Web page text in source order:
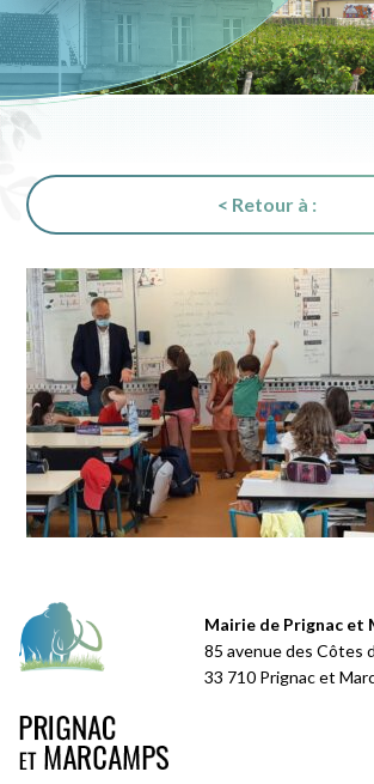
< Retour à :
Mairie de Prignac et
85 avenue des Côtes
33 710 Prignac et